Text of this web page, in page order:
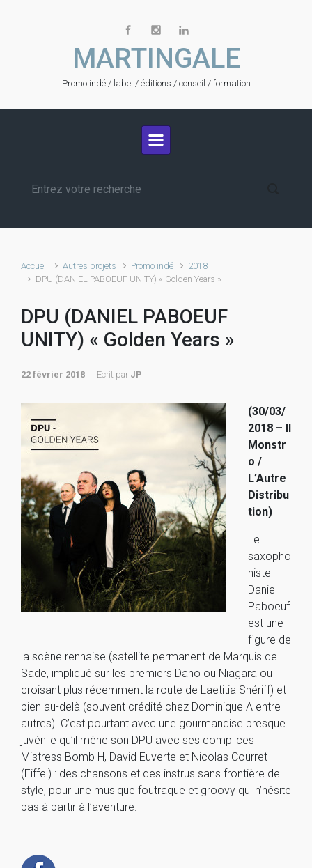
MARTINGALE
Promo indé / label / éditions / conseil / formation
Accueil Autres projets Promo indé
2018
DPU (DANIEL PABOEUF UNITY) « Golden Years »
DPU (DANIEL PABOEUF
UNITY) « Golden Years »
22 février 2018 Ecrit par JP
(30/03/
2018 – Il
Monstr
o /
L’Autre
Distribu
tion)
Le
saxopho
niste
Daniel
Paboeuf
est une
figure de
la scène rennaise (satellite permanent de Marquis de
Sade, impliqué sur les premiers Daho ou Niagara ou
croisant plus récemment la route de Laetitia Shériff) et
bien au-delà (souvent crédité chez Dominique A entre
autres). C’est pourtant avec une gourmandise presque
juvénile qu’il mène son DPU avec ses complices
Mistress Bomb H, David Euverte et Nicolas Courret
(Eiffel) : des chansons et des instrus sans frontière de
style, pour une musique foutraque et groovy qui n’hésite
pas à partir à l’aventure.